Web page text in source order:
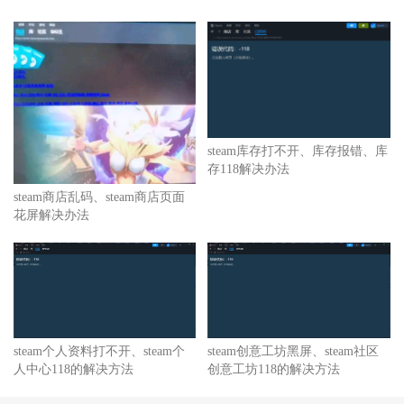
steam商店乱码、steam商店页面
花屏解决办法
steam库存打不开、库存报错、库
存118解决办法
steam个人资料打不开、steam个
人中心118的解决方法
steam创意工坊黑屏、steam社区
创意工坊118的解决方法